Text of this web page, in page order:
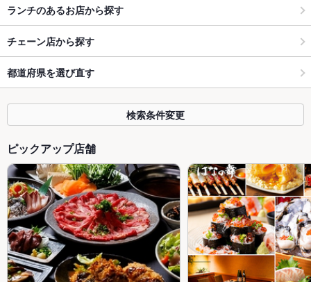
ランチのあるお店から探す
チェーン店から探す
都道府県を選び直す
検索条件変更
ピックアップ店舗